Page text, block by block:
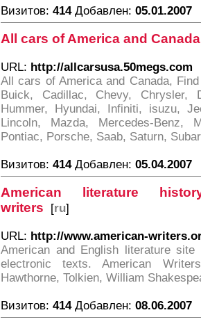
Визитов: 414Добавлен: 05.01.2007
All cars of America and
URL: http://allcarsusa.50megs.com
All cars of America and Canada,
Buick, Cadillac, Chevy, Chrysler,
Hummer, Hyundai, Infiniti, isuzu,
Lincoln, Mazda, Mercedes-Benz,
Pontiac, Porsche, Saab, Saturn,
Визитов: 414Добавлен: 05.04.2007
American literature
writers [ru]
URL: http://www.american-
American and English literature site
electronic texts. American
Hawthorne, Tolkien, William
Визитов: 414Добавлен: 08.06.2007